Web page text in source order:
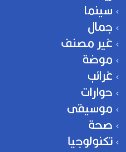
سينما
جمال
غير مصنف
موضة
غرائب
حوارات
موسيقى
صحة
تكنولوجيا